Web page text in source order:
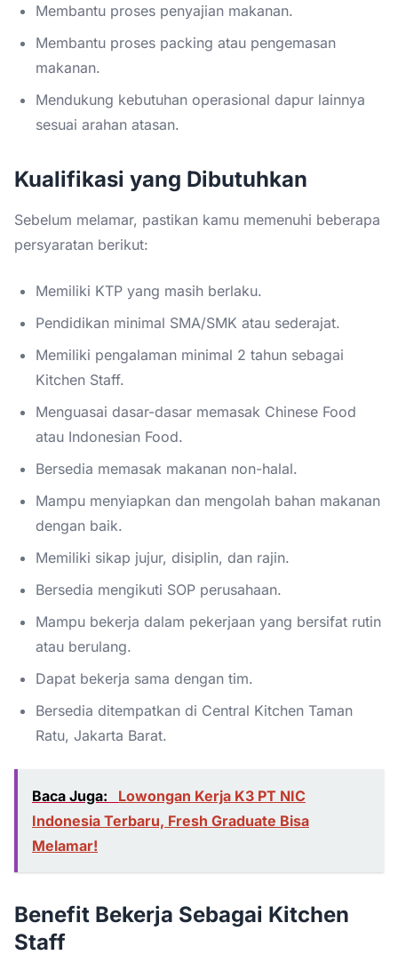
Membantu proses penyajian makanan.
Membantu proses packing atau pengemasan
makanan.
Mendukung kebutuhan operasional dapur lainnya
sesuai arahan atasan.
Kualifikasi yang Dibutuhkan
Sebelum melamar, pastikan kamu memenuhi beberapa
persyaratan berikut:
Memiliki KTP yang masih berlaku.
Pendidikan minimal SMA/SMK atau sederajat.
Memiliki pengalaman minimal 2 tahun sebagai
Kitchen Staff.
Menguasai dasar-dasar memasak Chinese Food
atau Indonesian Food.
Bersedia memasak makanan non-halal.
Mampu menyiapkan dan mengolah bahan makanan
dengan baik.
Memiliki sikap jujur, disiplin, dan rajin.
Bersedia mengikuti SOP perusahaan.
Mampu bekerja dalam pekerjaan yang bersifat rutin
atau berulang.
Dapat bekerja sama dengan tim.
Bersedia ditempatkan di Central Kitchen Taman
Ratu, Jakarta Barat.
Baca Juga:
Lowongan Kerja K3 PT NIC
Indonesia Terbaru, Fresh Graduate Bisa
Melamar!
Benefit Bekerja Sebagai Kitchen
Staff